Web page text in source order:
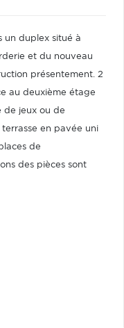
un duplex situé à
et du nouveau
présentement. 2
au deuxième étage
de jeux ou de
en pavée uni
de
des pièces sont